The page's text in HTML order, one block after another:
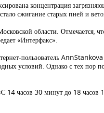
концентрация
сжигание старых пней и
области. Отмечается,
«Интерфакс».
пользователь
условий. Однако с тех пор
часов 30 минут до 18 часов